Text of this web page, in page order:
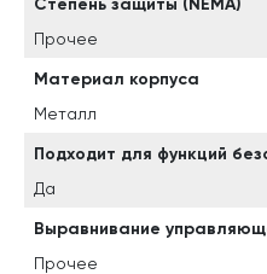
Степень защиты (NEMA)
Прочее
Материал корпуса
Металл
Подходит для функций
Да
Выравнивание
Прочее